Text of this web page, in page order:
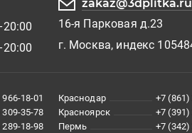
zakaz@3dplitka.ru
16-я Парковая д.23
г. Москва, индекс
18-01
309-35-78
289-18-98
Краснодар
+7 (861)
Красноярск
+7 (391)
Пермь
+7 (342)